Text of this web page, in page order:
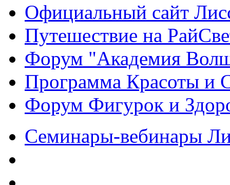
Официальный сайт
Путешествие на
Форум "Академия
Программа Красоты и
Форум Фигурок и
Семинары-вебинары